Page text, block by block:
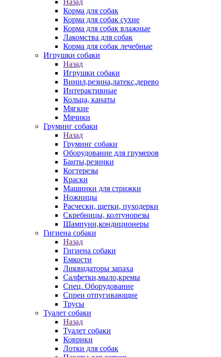
Назад
Корма для собак
Корма для собак сухие
Корма для собак влажные
Лакомства для собак
Корма для собак лечебные
Игрушки собаки
Назад
Игрушки собаки
Винил,резина,латекс,дерево
Интерактивные
Кольца, канаты
Мягкие
Мячики
Груминг собаки
Назад
Груминг собаки
Оборудование для грумеров
Банты,резинки
Когтерезы
Краски
Машинки для стрижки
Ножницы
Расчески, щетки, пуходерки
Скребницы, колтунорезы
Шампуни,кондиционеры
Гигиена собаки
Назад
Гигиена собаки
Емкости
Ликвидаторы запаха
Салфетки,мыло,кремы
Спец. Оборудование
Спреи отпугивающие
Трусы
Туалет собаки
Назад
Туалет собаки
Коврики
Лотки для собак